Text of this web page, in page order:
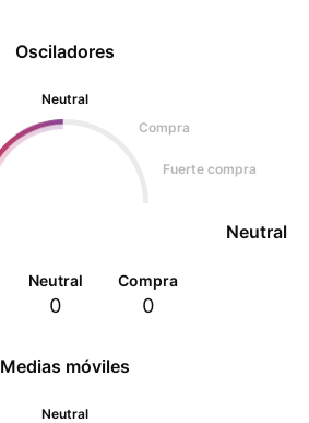
Osciladores
Neutral
Compra
Fuerte compra
Neutral
Neutral
0
Compra
0
Medias móviles
Neutral